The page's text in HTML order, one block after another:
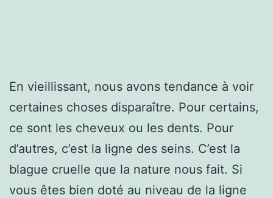
En vieillissant, nous avons tendance à voir
certaines choses disparaître. Pour certains,
ce sont les cheveux ou les dents. Pour
d’autres, c’est la ligne des seins. C’est la
blague cruelle que la nature nous fait. Si
vous êtes bien doté au niveau de la ligne